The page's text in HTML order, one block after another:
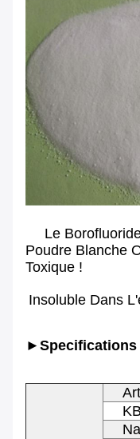
Le
Poudre Blanche
Toxique !
Insoluble Dans
►Specifications
Na